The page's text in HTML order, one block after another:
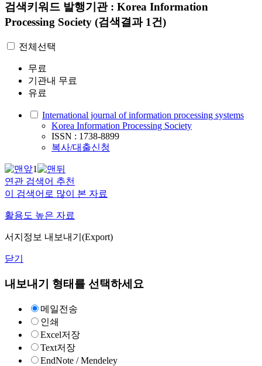
검색키워드 발행기관 : Korea Information
Processing Society (검색결과 1건)
전체선택
무료
기관내 무료
유료
International journal of information processing systems
Korea Information Processing Society
ISSN : 1738-8899
복사/대출신청
1
연관 검색어 추천
이 검색어로 많이 본 자료
활용도 높은 자료
서지정보 내보내기(Export)
닫기
내보내기 형태를 선택하세요
메일전송
인쇄
Excel저장
Text저장
EndNote / Mendeley